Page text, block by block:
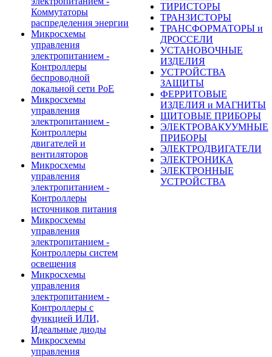
Коммутаторы
распределения энергии
Микросхемы
управления
электропитанием -
Контроллеры
беспроводной
локальной сети PoE
Микросхемы
управления
электропитанием -
Контроллеры
двигателей и
вентиляторов
Микросхемы
управления
электропитанием -
Контроллеры
источников питания
Микросхемы
управления
электропитанием -
Контроллеры систем
освещения
Микросхемы
управления
электропитанием -
Контроллеры с
функцией ИЛИ,
Идеальные диоды
Микросхемы
управления
ТИРИСТОРЫ
ТРАНЗИСТОРЫ
ТРАНСФОРМАТОРЫ и
ДРОССЕЛИ
УСТАНОВОЧНЫЕ
ИЗДЕЛИЯ
УСТРОЙСТВА
ЗАЩИТЫ
ФЕРРИТОВЫЕ
ИЗДЕЛИЯ и МАГНИТЫ
ЩИТОВЫЕ ПРИБОРЫ
ЭЛЕКТРОВАКУУМНЫЕ
ПРИБОРЫ
ЭЛЕКТРОДВИГАТЕЛИ
ЭЛЕКТРОНИКА
ЭЛЕКТРОННЫЕ
УСТРОЙСТВА